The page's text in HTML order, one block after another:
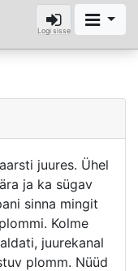
Logi sisse
juures. Ühel
ja ka sügav
sinna mingit
Kolme
juurekanal
plomm. Nüüd